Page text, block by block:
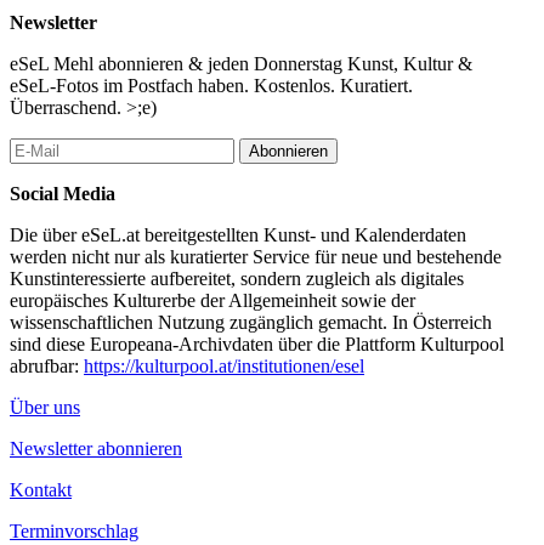
17, she embarked on a transformative journey, venturing to
and Performing Arts (MDW). Since then, Vienna has become her
playground, where she thrives as a performer, composer, and
improviser.
...Mehr lesen
Newsletter
eSeL Mehl abonnieren & jeden Donnerstag Kunst, Kultur &
eSeL-Fotos im Postfach haben. Kostenlos. Kuratiert.
Überraschend. >;e)
Abonnieren
Social Media
Die über eSeL.at bereitgestellten Kunst- und Kalenderdaten
werden nicht nur als kuratierter Service für neue und bestehende
Kunstinteressierte aufbereitet, sondern zugleich als digitales
europäisches Kulturerbe der Allgemeinheit sowie der
wissenschaftlichen Nutzung zugänglich gemacht. In Österreich
sind diese Europeana-Archivdaten über die Plattform Kulturpool
abrufbar: https://kulturpool.at/institutionen/esel
Über uns
Newsletter abonnieren
Kontakt
Terminvorschlag